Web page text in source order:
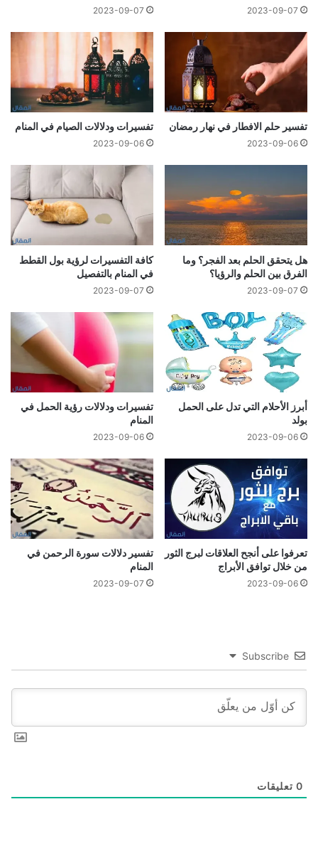
2023-09-07
2023-09-07
تفسير حلم الافطار في نهار رمضان
2023-09-06
تفسيرات ودلالات الصيام في المنام
2023-09-06
هل يتحقق الحلم بعد الفجر؟ وما
الفرق بين الحلم والرؤيا؟
2023-09-07
كافة التفسيرات لرؤية بول القطط
في المنام بالتفصيل
2023-09-07
أبرز الأحلام التي تدل على الحمل
بولد
2023-09-06
تفسيرات ودلالات رؤية الحمل في
المنام
2023-09-06
تعرفوا على أنجح العلاقات لبرج الثور
من خلال توافق الأبراج
2023-09-06
تفسير دلالات سورة الرحمن في
المنام
2023-09-07
Subscribe
0 تعليقات